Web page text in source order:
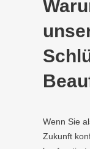
Wenn Sie
Zukunft